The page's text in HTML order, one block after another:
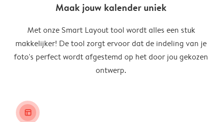
Maak jouw kalender uniek
Met onze Smart Layout tool wordt alles een stuk
makkelijker! De tool zorgt ervoor dat de indeling van je
foto's perfect wordt afgestemd op het door jou gekozen
ontwerp.
layout_alt